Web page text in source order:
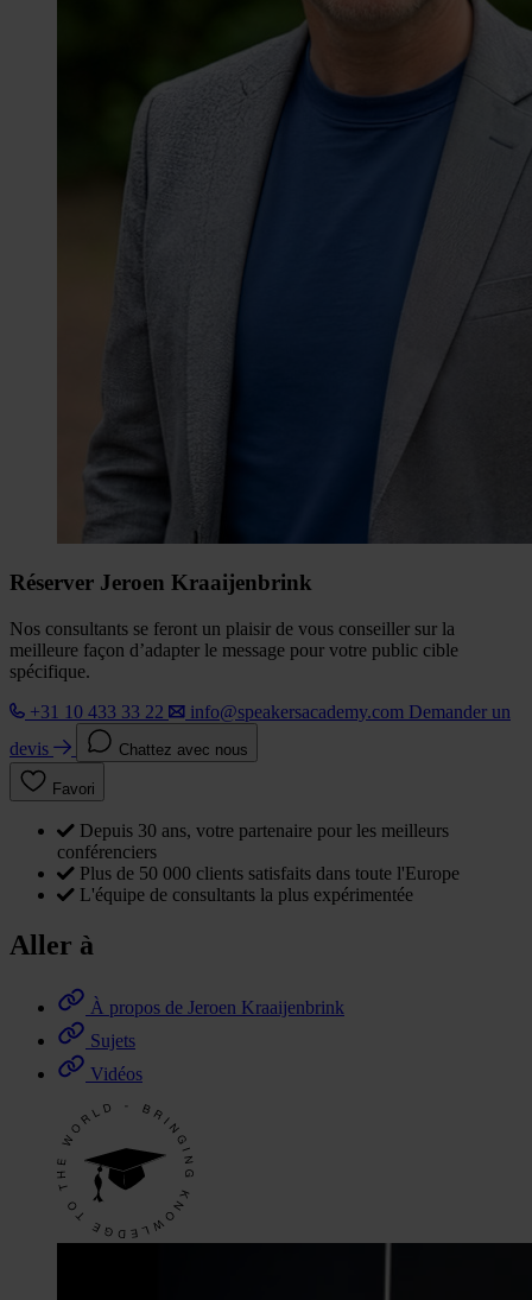
Réserver Jeroen Kraaijenbrink
Nos consultants se feront un plaisir de vous conseiller sur la
meilleure façon d’adapter le message pour votre public cible
spécifique.
+31 10 433 33 22
info@speakersacademy.com Demander un
devis
Chattez avec nous
Favori
Depuis 30 ans, votre partenaire pour les meilleurs
conférenciers
Plus de 50 000 clients satisfaits dans toute l'Europe
L'équipe de consultants la plus expérimentée
Aller à
À propos de Jeroen Kraaijenbrink
Sujets
Vidéos